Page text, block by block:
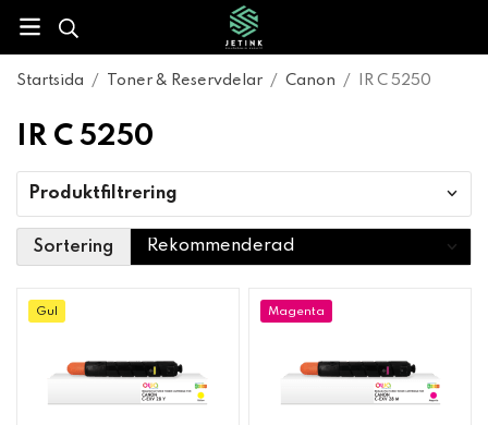
Startsida / Toner & Reservdelar / Canon / IR C 5250
IR C 5250
Produktfiltrering
Sortering
Gul Magenta